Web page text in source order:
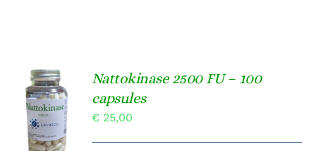
TOEVOEGEN
AAN
WINKELWAGEN
DETAILS
Nattokinase 2500 FU – 100
capsules
€ 25,00